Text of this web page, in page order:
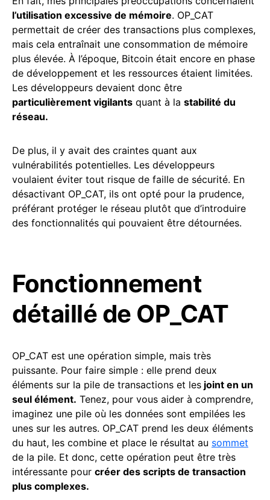
l’utilisation excessive de mémoire. OP_CAT
permettait de créer des transactions plus complexes,
mais cela entraînait une consommation de mémoire
plus élevée. À l’époque, Bitcoin était encore en phase
de développement et les ressources étaient limitées.
Les développeurs devaient donc être
particulièrement vigilants quant à la stabilité du
réseau.
De plus, il y avait des craintes quant aux
vulnérabilités potentielles. Les développeurs
voulaient éviter tout risque de faille de sécurité. En
désactivant OP_CAT, ils ont opté pour la prudence,
préférant protéger le réseau plutôt que d’introduire
des fonctionnalités qui pouvaient être détournées.
Fonctionnement
détaillé de OP_CAT
OP_CAT est une opération simple, mais très
puissante. Pour faire simple : elle prend deux
éléments sur la pile de transactions et les joint en un
seul élément. Tenez, pour vous aider à comprendre,
imaginez une pile où les données sont empilées les
unes sur les autres. OP_CAT prend les deux éléments
du haut, les combine et place le résultat au sommet
de la pile. Et donc, cette opération peut être très
intéressante pour créer des scripts de transaction
plus complexes.